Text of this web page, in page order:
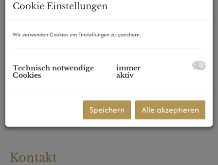
Kontakt
Cookie Einstellungen
Wir verwenden Cookies um Einstellungen zu speichern.
Technisch notwendige
Cookies
immer
aktiv
Speichern Alle akzeptieren